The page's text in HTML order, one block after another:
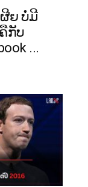
ຍ ບໍ່ມີ
ກັບ
...